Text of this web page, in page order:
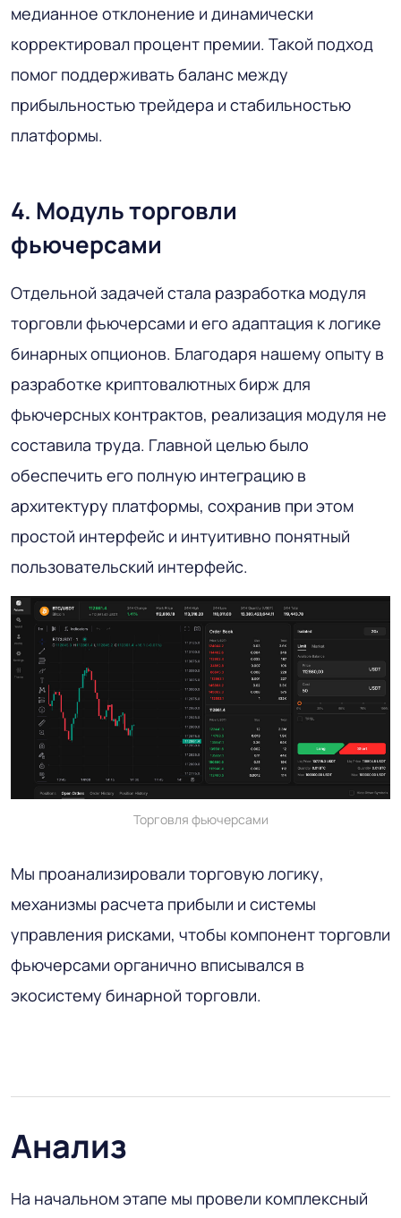
медианное отклонение и динамически
корректировал процент премии. Такой подход
помог поддерживать баланс между
прибыльностью трейдера и стабильностью
платформы.
4. Модуль торговли
фьючерсами
Отдельной задачей стала разработка модуля
торговли фьючерсами и его адаптация к логике
бинарных опционов. Благодаря нашему опыту в
разработке криптовалютных бирж для
фьючерсных контрактов, реализация модуля не
составила труда. Главной целью было
обеспечить его полную интеграцию в
архитектуру платформы, сохранив при этом
простой интерфейс и интуитивно понятный
пользовательский интерфейс.
Торговля фьючерсами
Мы проанализировали торговую логику,
механизмы расчета прибыли и системы
управления рисками, чтобы компонент торговли
фьючерсами органично вписывался в
экосистему бинарной торговли.
Анализ
На начальном этапе мы провели комплексный